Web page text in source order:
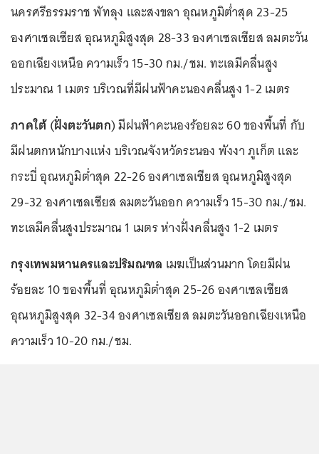
นครศรีธรรมราช พัทลุง และสงขลา อุณหภูมิต่ำสุด 23-25
องศาเซลเซียส อุณหภูมิสูงสุด 28-33 องศาเซลเซียส ลมตะวัน
ออกเฉียงเหนือ ความเร็ว 15-30 กม./ชม. ทะเลมีคลื่นสูง
ประมาณ 1 เมตร บริเวณที่มีฝนฟ้าคะนองคลื่นสูง 1-2 เมตร
ภาคใต้(ฝั่งตะวันตก) มีฝนฟ้าคะนองร้อยละ 60 ของพื้นที่ กับ
มีฝนตกหนักบางแห่ง บริเวณจังหวัดระนอง พังงา ภูเก็ต และ
กระบี่ อุณหภูมิต่ำสุด 22-26 องศาเซลเซียส อุณหภูมิสูงสุด
29-32 องศาเซลเซียส ลมตะวันออก ความเร็ว 15-30 กม./ชม.
ทะเลมีคลื่นสูงประมาณ 1 เมตร ห่างฝั่งคลื่นสูง 1-2 เมตร
กรุงเทพมหานครและปริมณฑล เมฆเป็นส่วนมาก โดยมีฝน
ร้อยละ 10 ของพื้นที่ อุณหภูมิต่ำสุด 25-26 องศาเซลเซียส
อุณหภูมิสูงสุด 32-34 องศาเซลเซียส ลมตะวันออกเฉียงเหนือ
ความเร็ว 10-20 กม./ชม.